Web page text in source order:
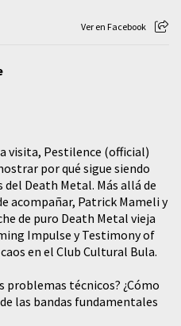
Ver en Facebook
visita, Pestilence (official)
por qué sigue siendo
Death Metal. Más allá de
acompañar, Patrick Mameli y
de puro Death Metal vieja
Impulse y Testimony of
en el Club Cultural Bula.
problemas técnicos? ¿Cómo
las bandas fundamentales